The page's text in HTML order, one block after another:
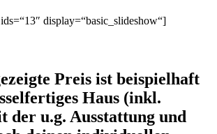
display=“basic_slideshow“]
Preis ist beispielhaft
Haus (inkl.
der u.g. Ausstattung und